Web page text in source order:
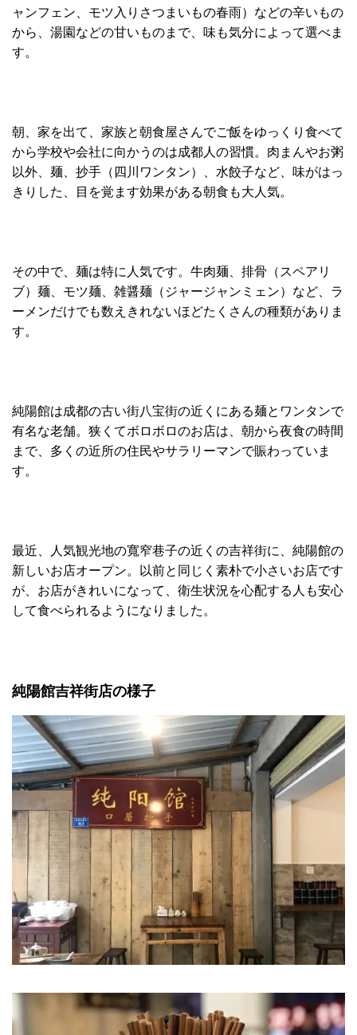
ャンフェン、モツ入りさつまいもの春雨）などの辛いもの
から、湯園などの甘いものまで、味も気分によって選べま
す。
朝、家を出て、家族と朝食屋さんでご飯をゆっくり食べて
から学校や会社に向かうのは成都人の習慣。肉まんやお粥
以外、麺、抄手（四川ワンタン）、水餃子など、味がはっ
きりした、目を覚ます効果がある朝食も大人気。
その中で、麺は特に人気です。牛肉麺、排骨（スペアリ
ブ）麺、モツ麺、雑醤麺（ジャージャンミェン）など、ラ
ーメンだけでも数えきれないほどたくさんの種類がありま
す。
純陽館は成都の古い街八宝街の近くにある麺とワンタンで
有名な老舗。狭くてボロボロのお店は、朝から夜食の時間
まで、多くの近所の住民やサラリーマンで賑わっていま
す。
最近、人気観光地の寬窄巷子の近くの吉祥街に、純陽館の
新しいお店オープン。以前と同じく素朴で小さいお店です
が、お店がきれいになって、衛生状況を心配する人も安心
して食べられるようになりました。
純陽館吉祥街店の様子